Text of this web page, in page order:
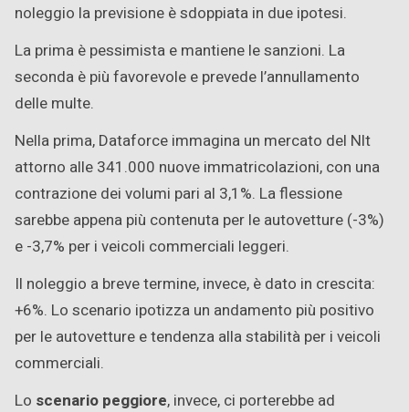
noleggio la previsione è sdoppiata in due ipotesi.
La prima è pessimista e mantiene le sanzioni. La
seconda è più favorevole e prevede l’annullamento
delle multe.
Nella prima, Dataforce immagina un mercato del Nlt
attorno alle 341.000 nuove immatricolazioni, con una
contrazione dei volumi pari al 3,1%. La flessione
sarebbe appena più contenuta per le autovetture (-3%)
e -3,7% per i veicoli commerciali leggeri.
Il noleggio a breve termine, invece, è dato in crescita:
+6%. Lo scenario ipotizza un andamento più positivo
per le autovetture e tendenza alla stabilità per i veicoli
commerciali.
Lo scenario peggiore, invece, ci porterebbe ad